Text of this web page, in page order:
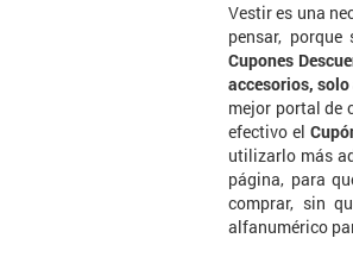
Vestir es una
pensar,
Cupones
accesorios, solo
mejor portal de
efectivo el
utilizarlo más
página, para
comprar, sin
alfanumérico